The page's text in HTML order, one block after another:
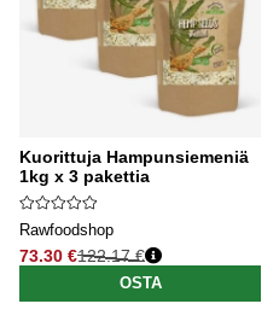
Kuorittuja Hampunsiemeniä
1kg x 3 pakettia
Rawfoodshop
73.30 €
Normaali hinta
122.17 €
OSTA